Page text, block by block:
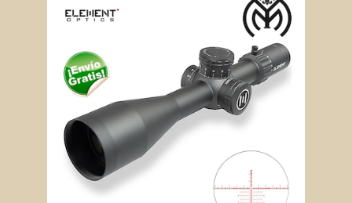
809,00€.